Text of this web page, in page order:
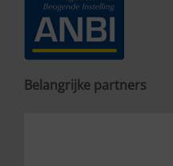
Belangrijke partners